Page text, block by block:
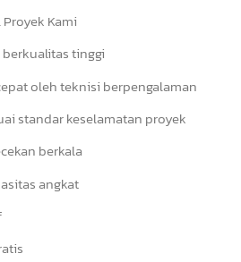
Kami
tinggi
oleh teknisi berpengalaman
standar keselamatan proyek
berkala
angkat